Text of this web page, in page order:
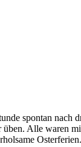
spontan
Alle waren
Osterferien.